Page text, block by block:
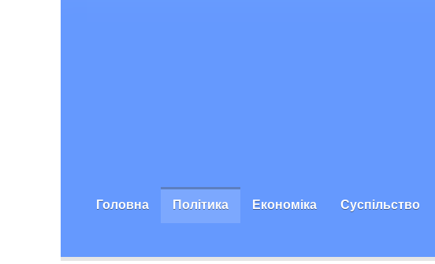
Головна Політика Економіка Суспільство